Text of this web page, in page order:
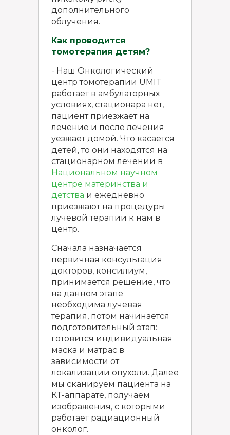
дополнительного
облучения.
Как проводится
томотерапия детям?
- Наш Онкологический
центр томотерапии UMIT
работает в амбулаторных
условиях, стационара нет,
пациент приезжает на
лечение и после лечения
уезжает домой. Что касается
детей, то они находятся на
стационарном лечении в
Национальном научном
центре материнства и
детства и ежедневно
приезжают на процедуры
лучевой терапии к нам в
центр.
Сначала назначается
первичная консультация
докторов, консилиум,
принимается решение, что
на данном этапе
необходима лучевая
терапия, потом начинается
подготовительный этап:
готовится индивидуальная
маска и матрас в
зависимости от
локализации опухоли. Далее
мы сканируем пациента на
КТ-аппарате, получаем
изображения, с которыми
работает радиационный
онколог.